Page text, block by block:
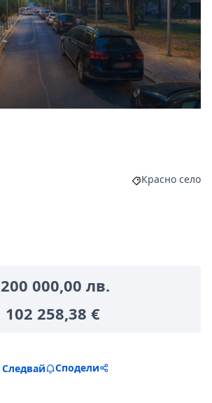
Филтриране
Красно село
200 000,00 лв.
102 258,38 €
Следвай Сподели